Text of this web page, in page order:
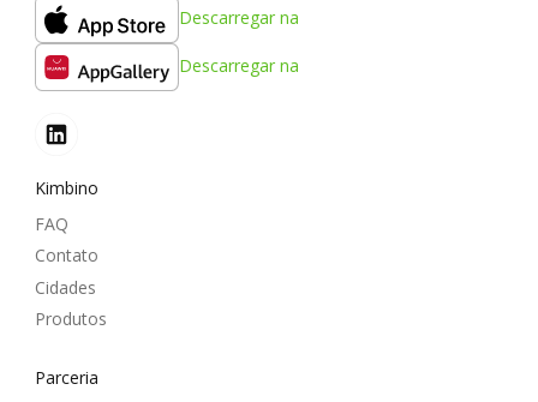
Descarregar na
Descarregar na
Kimbino
FAQ
Contato
Cidades
Produtos
Parceria